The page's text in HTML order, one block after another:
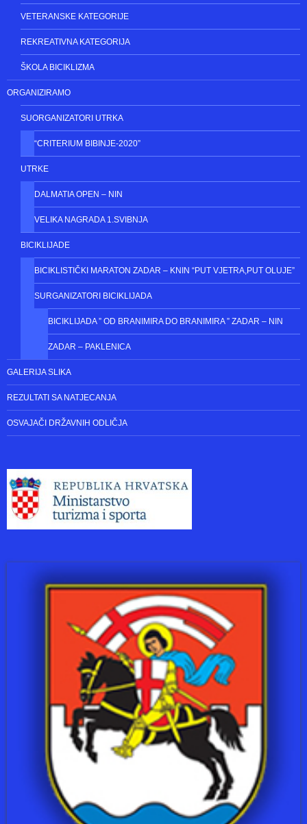
VETERANSKE KATEGORIJE
REKREATIVNA KATEGORIJA
ŠKOLA BICIKLIZMA
ORGANIZIRAMO
SUORGANIZATORI UTRKA
“CRITERIUM BIBINJE-2020”
UTRKE
DALMATIA OPEN – NIN
VELIKA NAGRADA 1.SVIBNJA
BICIKLIJADE
BICIKLISTIČKI MARATON ZADAR – KNIN “PUT VJETRA,PUT OLUJE”
SURGANIZATORI BICIKLIJADA
BICIKLIJADA ” OD BRANIMIRA DO BRANIMIRA ” ZADAR – NIN
ZADAR – PAKLENICA
GALERIJA SLIKA
REZULTATI SA NATJECANJA
OSVAJAČI DRŽAVNIH ODLIČJA